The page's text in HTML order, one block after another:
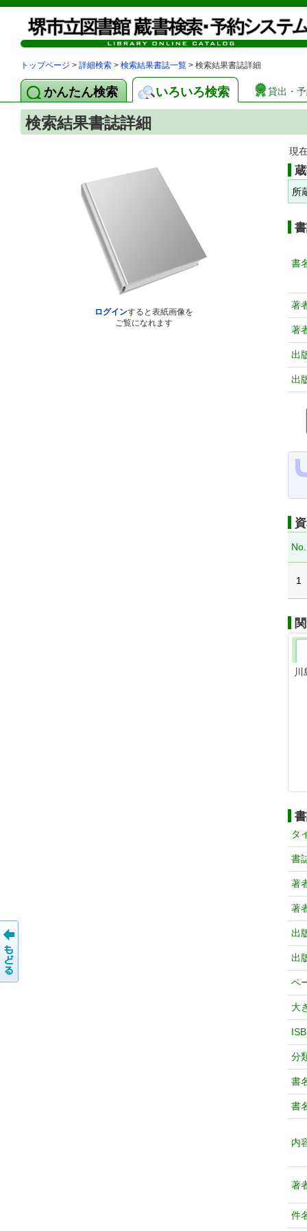
トップページ > 詳細検索 > 検索結果書誌一覧 > 検索結果書誌詳細
かんたん検索 いろいろ検索 貸出・
検索結果書誌詳細
ログインすると表紙画像を
ご覧になれます
現
所
書
著
著
出
出
No.
1
川
タ
書
著
著
出
出
ペ
大
分
書
書
内
著
件